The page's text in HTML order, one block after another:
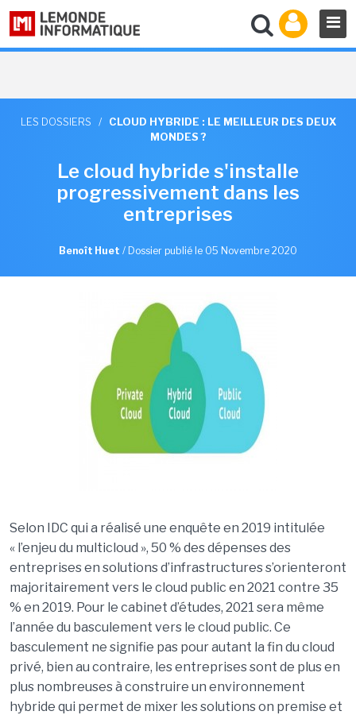
LES DOSSIERS /
CLOUD HYBRIDE : LE MEILLEUR DES DEUX
MONDES ?
Le cloud hybride s'installe
progressivement dans les
entreprises
Benoît Huet / Dossier publié le 05 Novembre 2020
Selon IDC qui a réalisé une enquête en 2019 intitulée
« l’enjeu du multicloud », 50 % des dépenses des
entreprises en solutions d’infrastructures s’orienteront
majoritairement vers le cloud public en 2021 contre 35
% en 2019. Pour le cabinet d’études, 2021 sera même
l’année du basculement vers le cloud public. Ce
basculement ne signifie pas pour autant la fin du cloud
privé, bien au contraire, les entreprises sont de plus en
plus nombreuses à construire un environnement
hybride qui permet de mixer les solutions on premise et